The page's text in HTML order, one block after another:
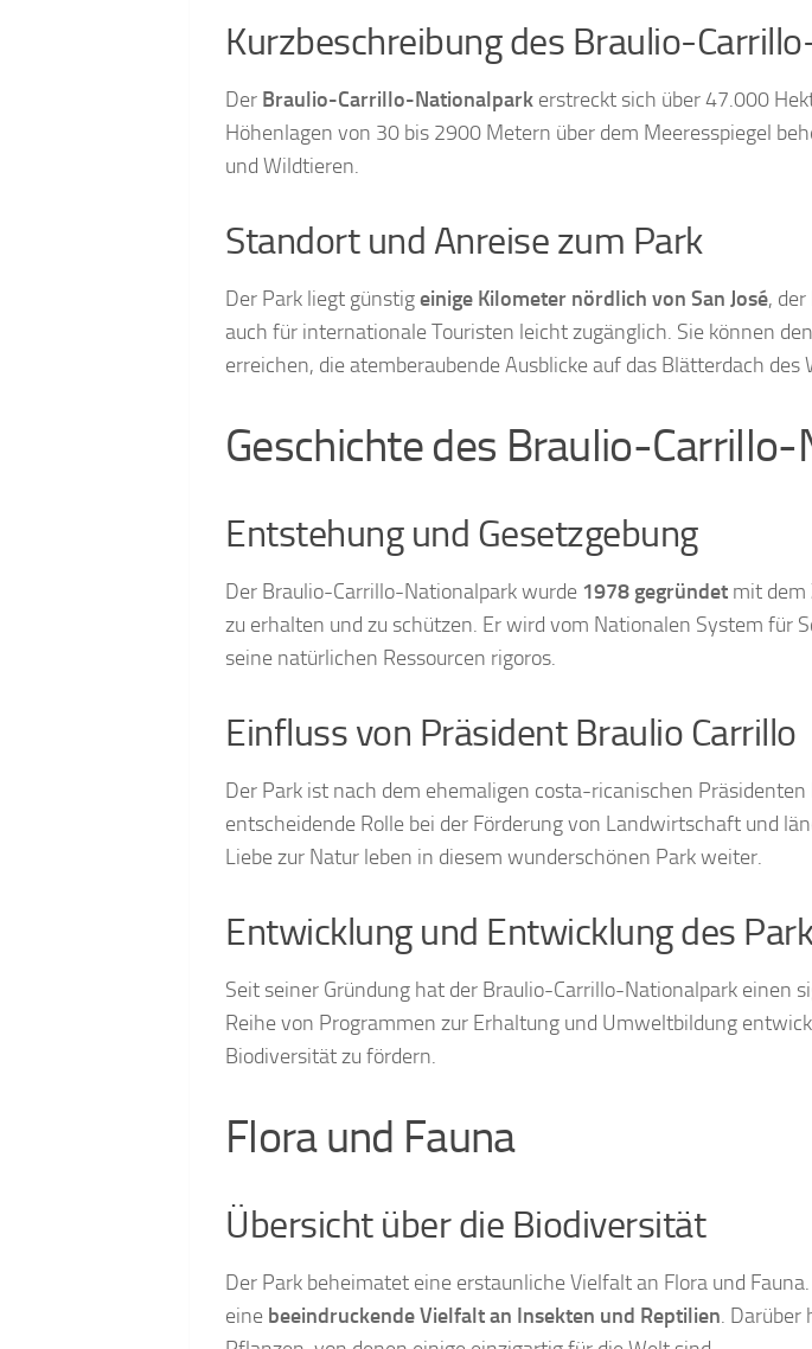
Kurzbeschreibung des Braulio-
Der Braulio-Carrillo-Nationalpark erstreckt sich über 47.000
Höhenlagen von 30 bis 2900 Metern über dem Meeresspiegel
und Wildtieren.
Standort und Anreise zum Park
Der Park liegt günstigeinige Kilometer nördlich von San José,
auch für internationale Touristen leicht zugänglich. Sie können
erreichen, die atemberaubende Ausblicke auf das Blätterdach des
Geschichte des Braulio-
Entstehung und Gesetzgebung
Der Braulio-Carrillo-Nationalpark wurde 1978 gegründet mit dem
zu erhalten und zu schützen. Er wird vom Nationalen System für
seine natürlichen Ressourcen rigoros.
Einfluss von Präsident Braulio Carrillo
Der Park ist nach dem ehemaligen costa-ricanischen
entscheidende Rolle bei der Förderung von Landwirtschaft und
Liebe zur Natur leben in diesem wunderschönen Park weiter.
Entwicklung und Entwicklung des
Seit seiner Gründung hat der Braulio-Carrillo-Nationalpark einen
Reihe von Programmen zur Erhaltung und Umweltbildung
Biodiversität zu fördern.
Flora und Fauna
Übersicht über die Biodiversität
Der Park beheimatet eine erstaunliche Vielfalt an Flora und
eine beeindruckende Vielfalt an Insekten und Reptilien. Darüber